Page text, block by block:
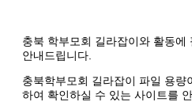
충북 학부모회 길라잡이와 활동에
안내드립니다.
충북학부모회 길라잡이 파일 용
하여 확인하실 수 있는 사이트를